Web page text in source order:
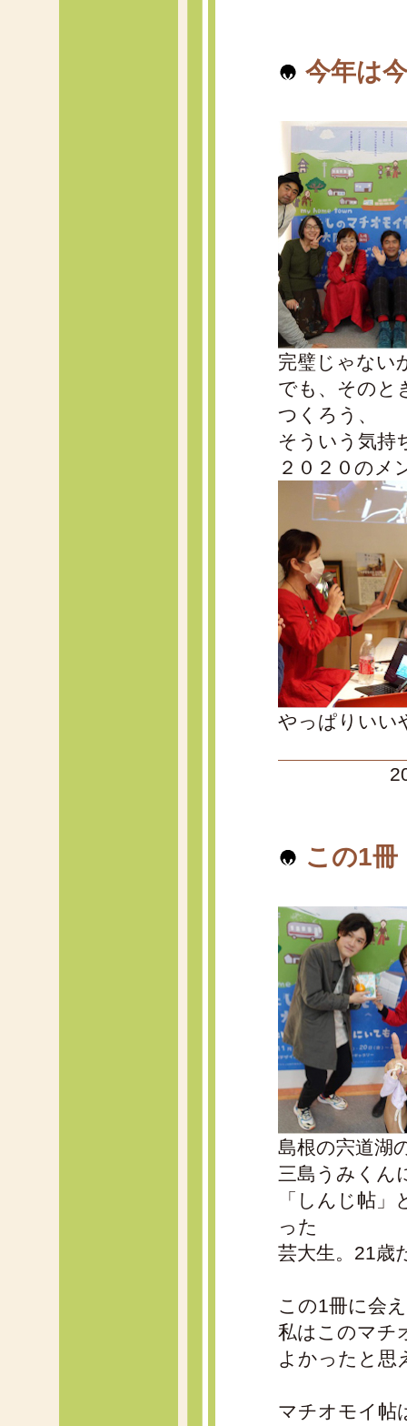
今年は
完璧じゃない
でも、そのと
つくろう、
そういう気持
２０２０のメ
やっぱりいい
この1冊
島根の宍道湖
三島うみくん
「しんじ帖
った
芸大生。21歳
この1冊に会
私はこのマチ
よかったと思
マチオモイ帖